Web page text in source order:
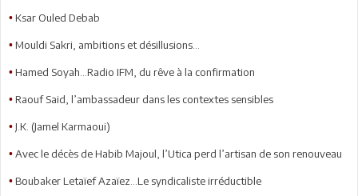
• Ksar Ouled Debab
• Mouldi Sakri, ambitions et désillusions...
• Hamed Soyah...Radio IFM, du rêve à la confirmation
• Raouf Said, l’ambassadeur dans les contextes sensibles
• J.K. (Jamel Karmaoui)
• Avec le décès de Habib Majoul, l’Utica perd l’artisan de son renouveau
• Boubaker Letaïef Azaïez...Le syndicaliste irréductible